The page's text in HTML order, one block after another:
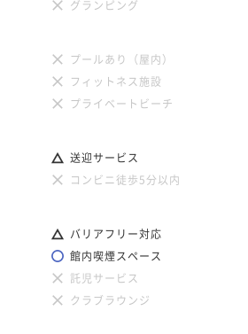
グランピング
プールあり（屋内）
フィットネス施設
プライベートビーチ
送迎サービス
コンビニ徒歩5分以内
バリアフリー対応
館内喫煙スペース
託児サービス
クラブラウンジ